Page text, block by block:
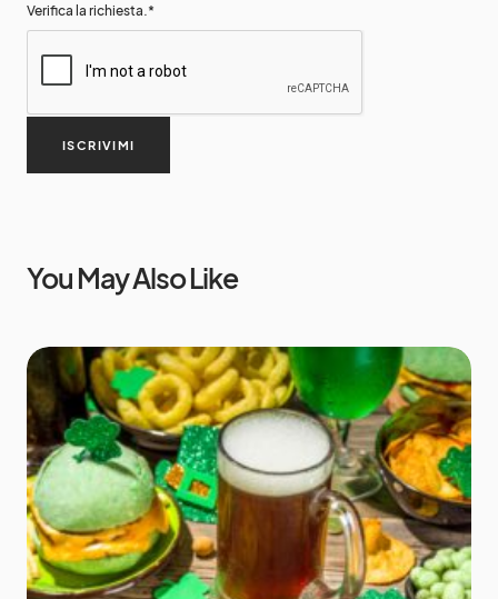
Verifica la richiesta. *
ISCRIVIMI
You May Also Like